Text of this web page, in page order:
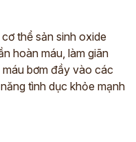
thể sản sinh oxide
hoàn máu, làm giãn
bơm đầy vào các
tình dục khỏe mạnh